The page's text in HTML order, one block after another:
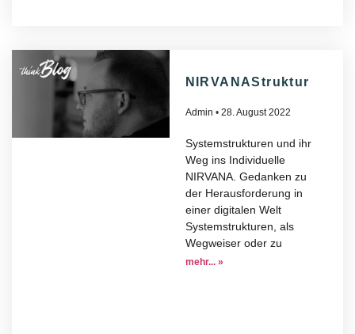
NIRVANAStruktur
Admin 28. August 2022
Systemstrukturen und ihr
Weg ins Individuelle
NIRVANA. Gedanken zu
der Herausforderung in
einer digitalen Welt
Systemstrukturen, als
Wegweiser oder zu
mehr... »